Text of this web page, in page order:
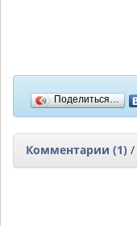
Поделиться…
Комментарии (1) /